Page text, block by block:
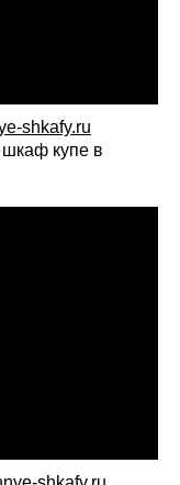
shkafy.ru
купе в